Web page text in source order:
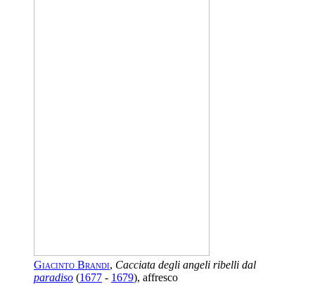
Giacinto Brandi, Cacciata degli angeli ribelli dal
paradiso (1677 - 1679), affresco